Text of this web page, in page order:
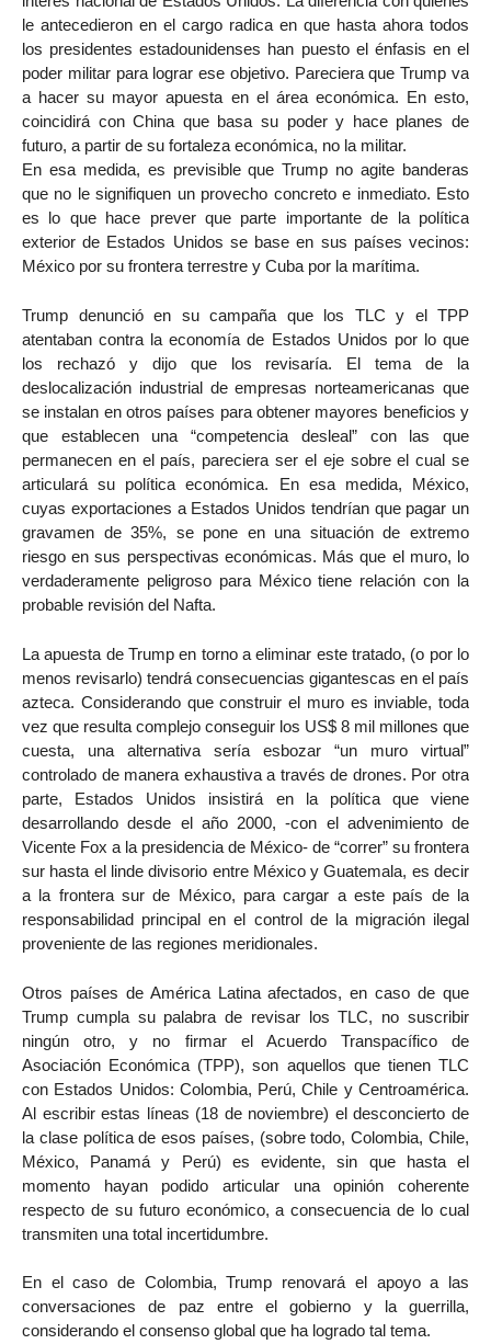
le antecedieron en el cargo radica en que hasta ahora todos
los presidentes estadounidenses han puesto el énfasis en el
poder militar para lograr ese objetivo. Pareciera que Trump va
a hacer su mayor apuesta en el área económica. En esto,
coincidirá con China que basa su poder y hace planes de
futuro, a partir de su fortaleza económica, no la militar.
En esa medida, es previsible que Trump no agite banderas
que no le signifiquen un provecho concreto e inmediato. Esto
es lo que hace prever que parte importante de la política
exterior de Estados Unidos se base en sus países vecinos:
México por su frontera terrestre y Cuba por la marítima.
Trump denunció en su campaña que los TLC y el TPP
atentaban contra la economía de Estados Unidos por lo que
los rechazó y dijo que los revisaría. El tema de la
deslocalización industrial de empresas norteamericanas que
se instalan en otros países para obtener mayores beneficios y
que establecen una “competencia desleal” con las que
permanecen en el país, pareciera ser el eje sobre el cual se
articulará su política económica. En esa medida, México,
cuyas exportaciones a Estados Unidos tendrían que pagar un
gravamen de 35%, se pone en una situación de extremo
riesgo en sus perspectivas económicas. Más que el muro, lo
verdaderamente peligroso para México tiene relación con la
probable revisión del Nafta.
La apuesta de Trump en torno a eliminar este tratado, (o por lo
menos revisarlo) tendrá consecuencias gigantescas en el país
azteca. Considerando que construir el muro es inviable, toda
vez que resulta complejo conseguir los US$ 8 mil millones que
cuesta, una alternativa sería esbozar “un muro virtual”
controlado de manera exhaustiva a través de drones. Por otra
parte, Estados Unidos insistirá en la política que viene
desarrollando desde el año 2000, -con el advenimiento de
Vicente Fox a la presidencia de México- de “correr” su frontera
sur hasta el linde divisorio entre México y Guatemala, es decir
a la frontera sur de México, para cargar a este país de la
responsabilidad principal en el control de la migración ilegal
proveniente de las regiones meridionales.
Otros países de América Latina afectados, en caso de que
Trump cumpla su palabra de revisar los TLC, no suscribir
ningún otro, y no firmar el Acuerdo Transpacífico de
Asociación Económica (TPP), son aquellos que tienen TLC
con Estados Unidos: Colombia, Perú, Chile y Centroamérica.
Al escribir estas líneas (18 de noviembre) el desconcierto de
la clase política de esos países, (sobre todo, Colombia, Chile,
México, Panamá y Perú) es evidente, sin que hasta el
momento hayan podido articular una opinión coherente
respecto de su futuro económico, a consecuencia de lo cual
transmiten una total incertidumbre.
En el caso de Colombia, Trump renovará el apoyo a las
conversaciones de paz entre el gobierno y la guerrilla,
considerando el consenso global que ha logrado tal tema.